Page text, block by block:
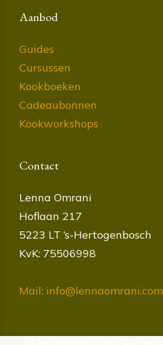
Aanbod
Guides
Cursussen
Kookboeken
Cadeaubonnen
Kookworkshops
Contact
Lenna Omrani
Hoflaan 217
5223 LT ‘s-Hertogenbosch
KvK: 75506998
Mail: info@lennaomrani.com